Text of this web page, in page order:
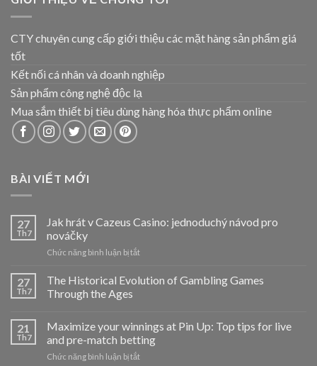
CTY chuyên cung cấp giới thiệu các mặt hàng sản phẩm giá
tốt
Kết nối cá nhân và doanh nghiệp
Sản phẩm công nghệ độc lạ
Mua sắm thiết bị tiêu dùng hàng hóa thực phẩm online
BÀI VIẾT MỚI
27
Th7
Jak hrát v Cazeus Casino: jednoduchý návod pro
nováčky
Chức năng bình luận bị tắtở
hrát
jednoduchý
návod
pro
nováčky
27
Th7
The Historical Evolution of Gambling Games
Through the Ages
21
Th7
Maximize your winnings at Pin Up: Top tips for live
and pre-match betting
Chức năng bình luận bị tắtở